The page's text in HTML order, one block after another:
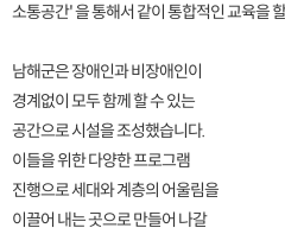
소통공간' 을 통해서 같이 통합적인 교육을
남해군은 장애인과 비장애인이
경계없이 모두 함께 할 수 있는
공간으로 시설을 조성했습니다.
이들을 위한 다양한 프로그램
진행으로 세대와 계층의 어울림을
이끌어 내는 곳으로 만들어 나갈